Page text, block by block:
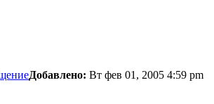
Добавлено: Вт фев 01, 2005 4:59 pm